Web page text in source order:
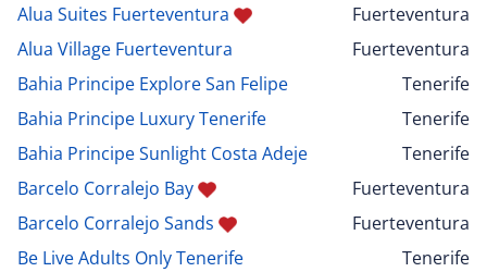
Alua Suites Fuerteventura
Fuerteventura
Alua Village Fuerteventura
Fuerteventura
Bahia Principe Explore San Felipe
Tenerife
Bahia Principe Luxury Tenerife
Tenerife
Bahia Principe Sunlight Costa Adeje
Tenerife
Barcelo Corralejo Bay
Fuerteventura
Barcelo Corralejo Sands
Fuerteventura
Be Live Adults Only Tenerife
Tenerife